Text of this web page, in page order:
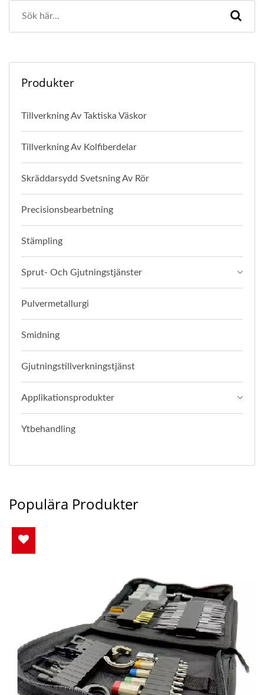
Produkter
Tillverkning Av Taktiska Väskor
Tillverkning Av Kolfiberdelar
Skräddarsydd Svetsning Av Rör
Precisionsbearbetning
Stämpling
Sprut- Och Gjutningstjänster
Pulvermetallurgi
Smidning
Gjutningstillverkningstjänst
Applikationsprodukter
Ytbehandling
Populära Produkter